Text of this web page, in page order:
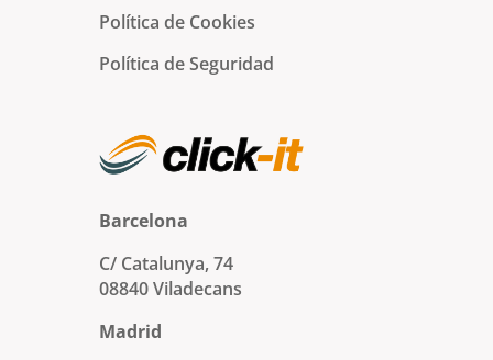
Política de Cookies
Política de Seguridad
Barcelona
C/ Catalunya, 74
08840 Viladecans
Madrid